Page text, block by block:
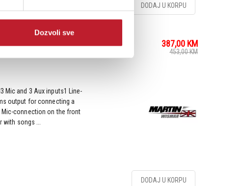
Dozvoli sve
DODAJ U KORPU
pojačalo 387,00 KM
453,00KM
Mic and 3 Aux inputs1 Line-
output for connecting a
connection on the front
songs ...
DODAJ U KORPU